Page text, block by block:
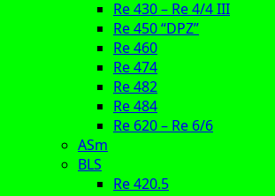
Re 430 – Re 4/4 III
Re 450 “DPZ”
Re 460
Re 474
Re 482
Re 484
Re 620 – Re 6/6
ASm
BLS
Re 420.5